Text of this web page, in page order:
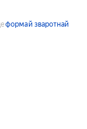
формай зваротнай